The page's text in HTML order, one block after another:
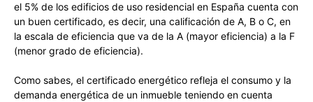
el 5% de los edificios de uso residencial en España cuenta con
un buen certificado, es decir, una calificación de A, B o C, en
la escala de eficiencia que va de la A (mayor eficiencia) a la F
(menor grado de eficiencia).
Como sabes, el certificado energético refleja el consumo y la
demanda energética de un inmueble teniendo en cuenta